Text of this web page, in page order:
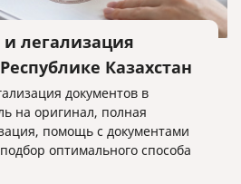
легализация
Казахстан
документов в
на оригинал, полная
помощь с документами
оптимального способа